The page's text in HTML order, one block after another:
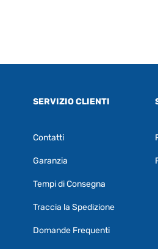
SERVIZIO CLIENTI
Contatti
Garanzia
Tempi di Consegna
Traccia la Spedizione
Domande Frequenti
Puoi chiedermi
specifiche su certi
prodotto